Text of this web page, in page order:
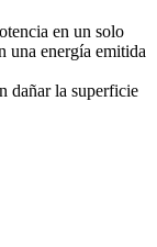
en un solo
una energía emitida
dañar la superficie